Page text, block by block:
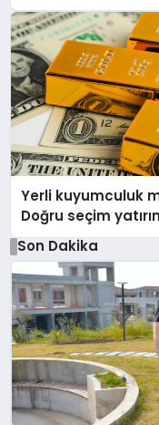
Yerli kuyumculuk
Doğru seçim
Son Dakika